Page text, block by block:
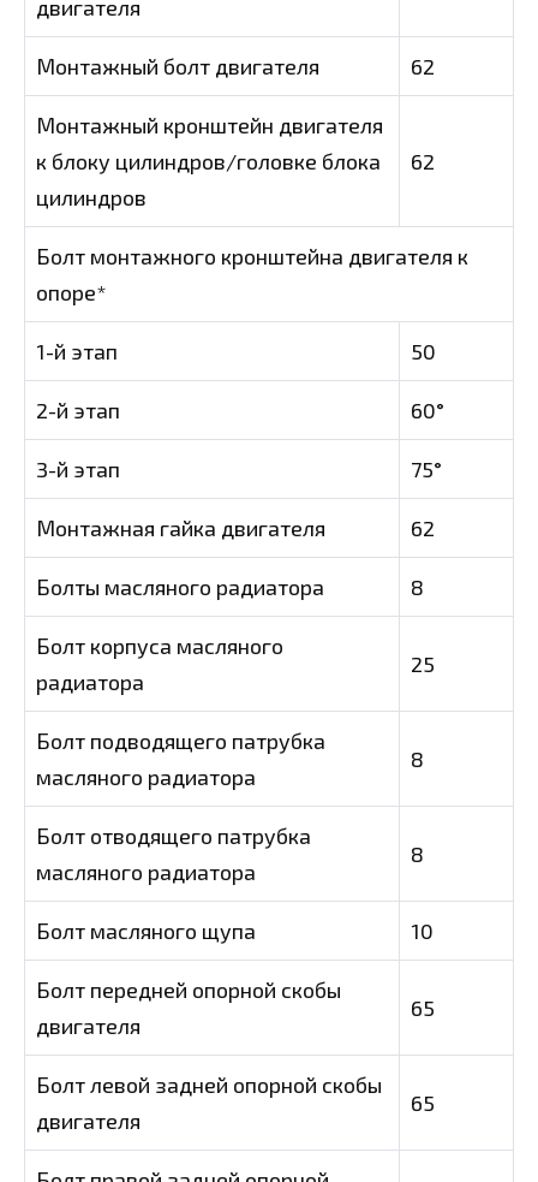
двигателя
Монтажный болт двигателя 62
Монтажный кронштейн двигателя
к блоку цилиндров/головке блока
цилиндров
62
Болт монтажного кронштейна двигателя к
опоре*
1-й этап 50
2-й этап 60°
3-й этап 75°
Монтажная гайка двигателя 62
Болты масляного радиатора 8
Болт корпуса масляного
радиатора
25
Болт подводящего патрубка
масляного радиатора
8
Болт отводящего патрубка
масляного радиатора
8
Болт масляного щупа 10
Болт передней опорной скобы
двигателя
65
Болт левой задней опорной скобы
двигателя
65